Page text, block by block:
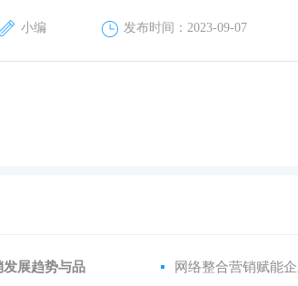
小编 发布时间：2023-09-07
发展趋势与品 网络整合营销赋能